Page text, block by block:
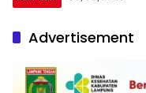
Advertisement